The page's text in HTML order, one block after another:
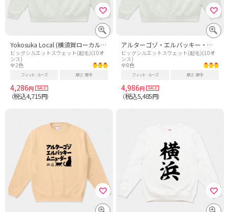
Yokosuka Local (横須賀ローカル) 故郷 - 黒
ビッグシルエットスウェット(起毛)(10オ
ンス)
全2色
フィット ルーズ 厚さ 厚手
4,286円
（税込4,715円）
アルターゴゾ・エルバッキー・ムニューダー(エルバッキー) 妖怪・UMAシリーズ010
ビッグシルエットスウェット(起毛)(10オ
ンス)
全8色
フィット ルーズ 厚さ 厚手
4,986円
（税込5,485円）